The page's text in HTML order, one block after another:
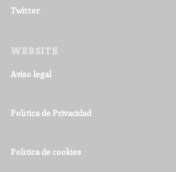
Twitter
WEBSITE
Aviso legal
Política de Privacidad
Política de cookies